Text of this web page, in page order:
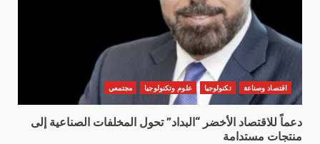
اقتصاد وصناعة تكنولوجيا علوم وتكنولوجيا مجتمعي
دعماً للاقتصاد الأخضر “البداد” تحول المخلفات الصناعية إلى
منتجات مستدامة